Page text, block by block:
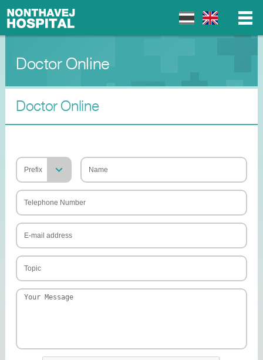
▼
Doctor Online
Doctor Online